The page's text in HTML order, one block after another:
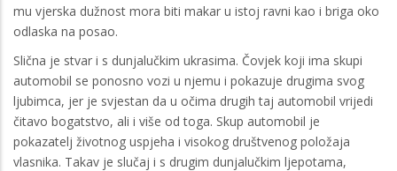
mu vjerska dužnost mora biti makar u istoj ravni kao i briga oko
odlaska na posao.
Slična je stvar i s dunjalučkim ukrasima. Čovjek koji ima skupi
automobil se ponosno vozi u njemu i pokazuje drugima svog
ljubimca, jer je svjestan da u očima drugih taj automobil vrijedi
čitavo bogatstvo, ali i više od toga. Skup automobil je
pokazatelj životnog uspjeha i visokog društvenog položaja
vlasnika. Takav je slučaj i s drugim dunjalučkim ljepotama,